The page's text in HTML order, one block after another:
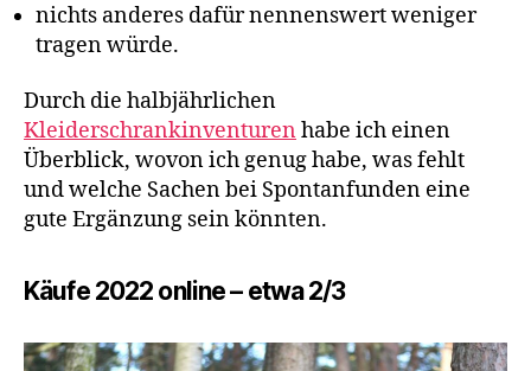
nichts anderes dafür nennenswert weniger
tragen würde.
Durch die halbjährlichen
Kleiderschrankinventuren habe ich einen
Überblick, wovon ich genug habe, was fehlt
und welche Sachen bei Spontanfunden eine
gute Ergänzung sein könnten.
Käufe 2022 online – etwa 2/3